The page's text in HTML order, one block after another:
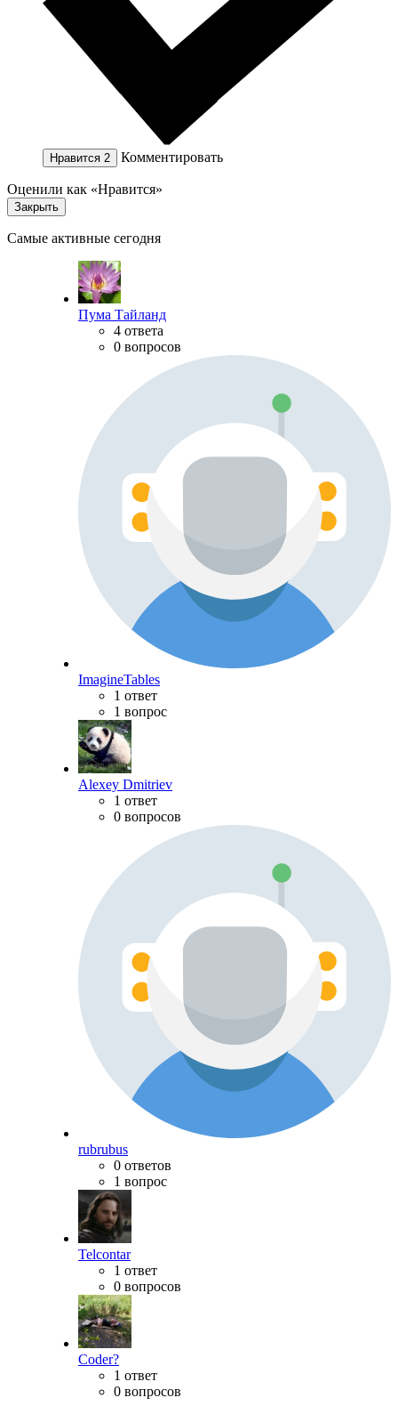
Нравится 2 Комментировать
Оценили как «Нравится»
Закрыть
Самые активные сегодня
Пума Тайланд
4 ответа
0 вопросов
ImagineTables
1 ответ
1 вопрос
Alexey Dmitriev
1 ответ
0 вопросов
rubrubus
0 ответов
1 вопрос
Telcontar
1 ответ
0 вопросов
Coder?
1 ответ
0 вопросов